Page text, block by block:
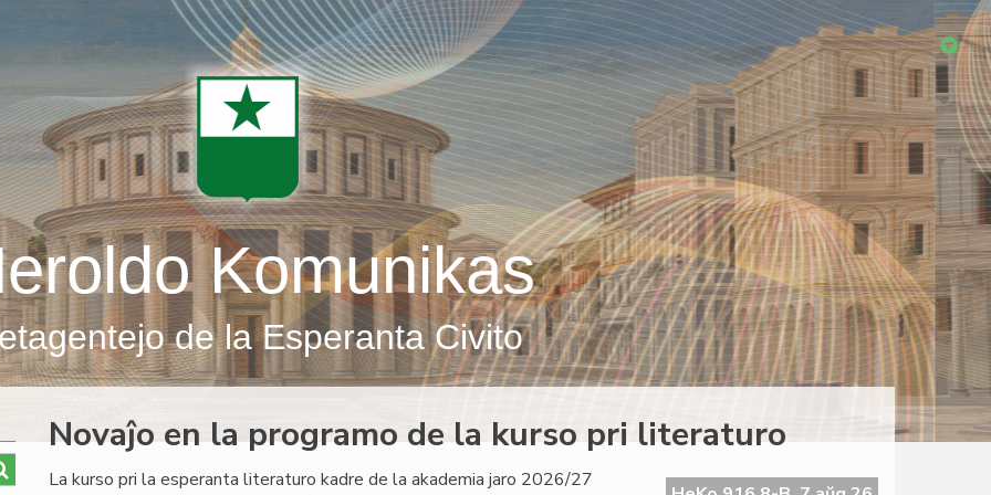
Komunikas
de la Esperanta Civito
Novaĵo en la programo de la kurso pri literaturo
La kurso pri la esperanta literaturo kadre de la akademia jaro 2026/27